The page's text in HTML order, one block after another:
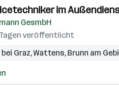
im
GesmbH
veröffentlicht
Graz,Wattens, Brunn am